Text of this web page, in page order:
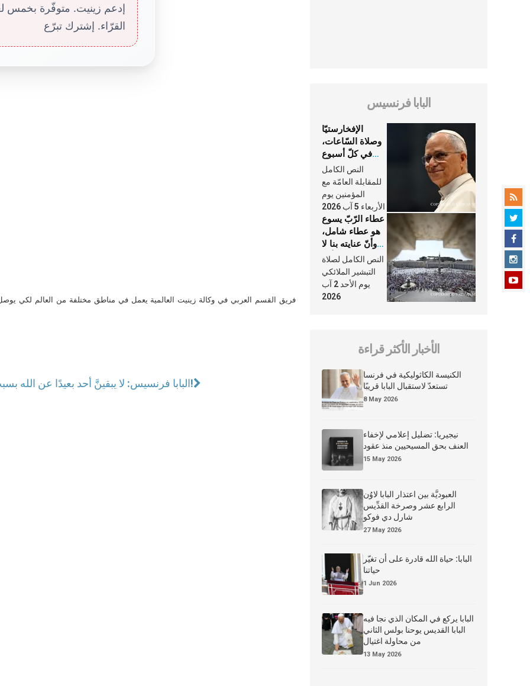
إدعم زينيت. متوفّرة بخمس
القرّاء. إشترك تبرّع
فريق القسم العربي في وكالة زينيت العالمية يعمل في مناطق مختلفة من العالم لكي
البابا فرنسيس: لا يبقينَّ أحد بعيدًا عن الله بسبب الحواجز التي يضعها البشر!
البابا فرنسيس
الإفخارستيّا
وصلاة السّاعات،
في كلّ أسبوع
وكلّ يوم، هما
النَّفَس في حياة
الكنيسة
النص الكامل
للمقابلة العامّة مع
المؤمنين يوم
الأربعاء 5 آب 2026
عطاء الرّبّ يسوع
هو عطاء شامل،
وأنّ عنايته بنا لا
تغيب عنّا أبدًا
النص الكامل لصلاة
التبشير الملائكي
يوم الأحد 2 آب
2026
الأخبار الأكثر قراءة
الكنيسة الكاثوليكية في فرنسا
تستعدّ لاستقبال البابا قريبًا
8 May 2026
نيجيريا: تضليل إعلامي لإخفاء
العنف بحق المسيحيين منذ عقود
15 May 2026
العبوديَّة بين اعتذار البابا لاوُن
الرابع عشر وصرخة القدِّيس
شارل دي فوكو
27 May 2026
البابا: حياة الله قادرة على أن تغيّر
حياتنا
1 Jun 2026
البابا يركع في المكان الذي نجا فيه
البابا القديس يوحنا بولس الثاني
من محاولة اغتيال
13 May 2026